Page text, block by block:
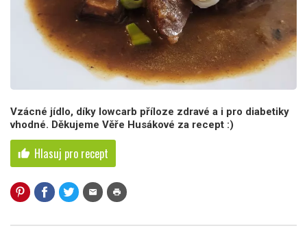
Vzácné jídlo, díky lowcarb příloze zdravé a i pro diabetiky
vhodné. Děkujeme Věře Husákové za recept :)
thumb_up Hlasuj pro recept
mail print